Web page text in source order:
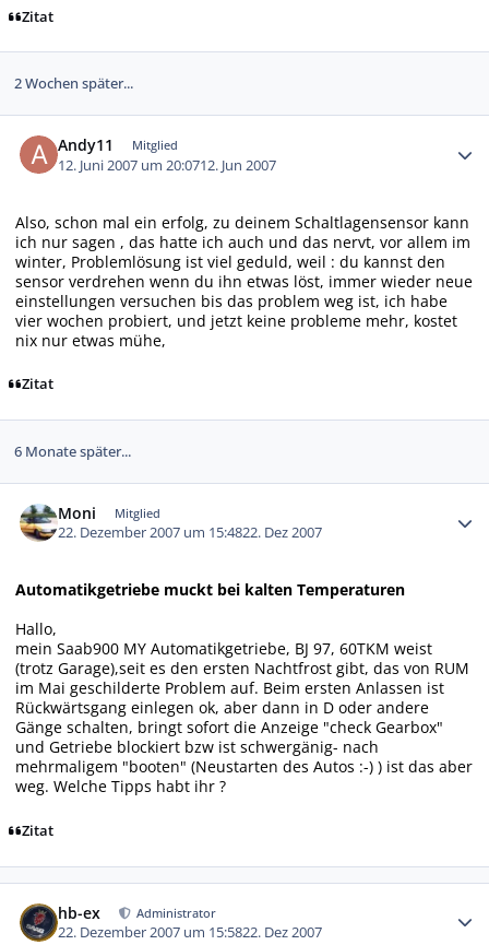
Zitat
2 Wochen später...
Andy11 Mitglied
12. Juni 2007 um 20:0712. Jun 2007
Also, schon mal ein erfolg, zu deinem Schaltlagensensor kann
ich nur sagen , das hatte ich auch und das nervt, vor allem im
winter, Problemlösung ist viel geduld, weil : du kannst den
sensor verdrehen wenn du ihn etwas löst, immer wieder neue
einstellungen versuchen bis das problem weg ist, ich habe
vier wochen probiert, und jetzt keine probleme mehr, kostet
nix nur etwas mühe,
Zitat
6 Monate später...
Moni Mitglied
22. Dezember 2007 um 15:4822. Dez 2007
Automatikgetriebe muckt bei kalten Temperaturen
Hallo,
mein Saab900 MY Automatikgetriebe, BJ 97, 60TKM weist
(trotz Garage),seit es den ersten Nachtfrost gibt, das von RUM
im Mai geschilderte Problem auf. Beim ersten Anlassen ist
Rückwärtsgang einlegen ok, aber dann in D oder andere
Gänge schalten, bringt sofort die Anzeige "check Gearbox"
und Getriebe blockiert bzw ist schwergänig- nach
mehrmaligem "booten" (Neustarten des Autos :-) ) ist das aber
weg. Welche Tipps habt ihr ?
Zitat
hb-ex Administrator
22. Dezember 2007 um 15:5822. Dez 2007